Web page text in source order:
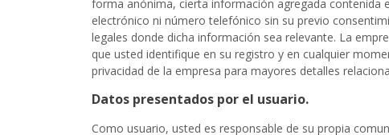
forma anónima, cierta información agregada contenida
electrónico ni número telefónico sin su previo
legales donde dicha información sea relevante. La
que usted identifique en su registro y en cualquier
privacidad de la empresa para mayores detalles
Datos presentados por el usuario.
Como usuario, usted es responsable de su propia